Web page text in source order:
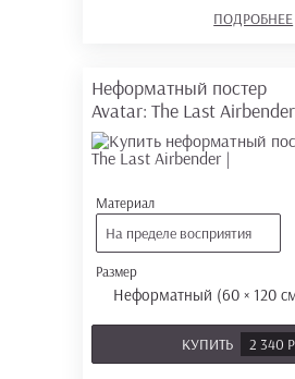
ПОДРОБНЕЕ
Неформатный постер
Avatar: The Last Airbender
Материал
На пределе восприятия
Размер
Неформатный (60 × 120
КУПИТЬ 2 340